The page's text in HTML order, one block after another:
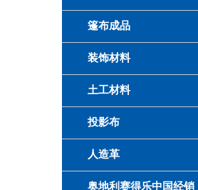
篷布成品
装饰材料
土工材料
投影布
人造革
奥地利赛得乐中国经销